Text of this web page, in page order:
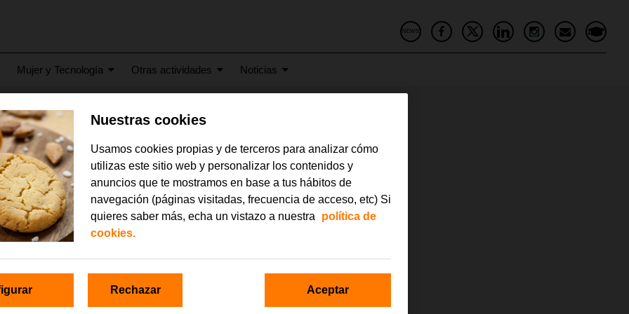
NEWS
Mujer y Tecnología Otras actividades Noticias
Voluntarios-del-Ano-2023
Nuestras cookies
Usamos cookies propias y de terceros para analizar cómo
utilizas este sitio web y personalizar los contenidos y
anuncios que te mostramos en base a tus hábitos de
navegación (páginas visitadas, frecuencia de acceso, etc) Si
quieres saber más, echa un vistazo a nuestra
política de
cookies.
Rechazar Aceptar